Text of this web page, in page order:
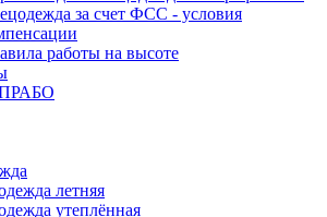
за счет ФСС - условия
работы на высоте
летняя
утеплённая